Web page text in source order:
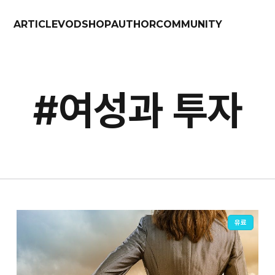
ARTICLEVODSHOPAUTHORCOMMUNITY
#여성과 투자
유료